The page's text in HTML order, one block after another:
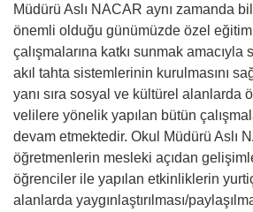
Müdürü Aslı NACAR aynı zamanda
önemli olduğu günümüzde özel
çalışmalarına katkı sunmak amacıyla
akıl tahta sistemlerinin kurulmasını
yanı sıra sosyal ve kültürel alanlarda
velilere yönelik yapılan bütün
devam etmektedir. Okul Müdürü Aslı
öğretmenlerin mesleki açıdan
öğrenciler ile yapılan etkinliklerin
alanlarda yaygınlaştırılması/